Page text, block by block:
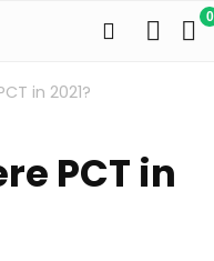
0
in 2021?
PCT in